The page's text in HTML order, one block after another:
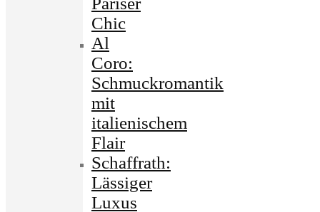
Chic
Al
Coro:
Schmuckromantik
mit
italienischem
Flair
Schaffrath:
Lässiger
Luxus